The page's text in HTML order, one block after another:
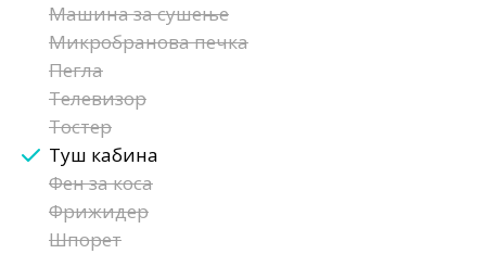
Машина за сушење
Микробранова печка
Пегла
Телевизор
Тостер
Туш кабина
Фен за коса
Фрижидер
Шпорет